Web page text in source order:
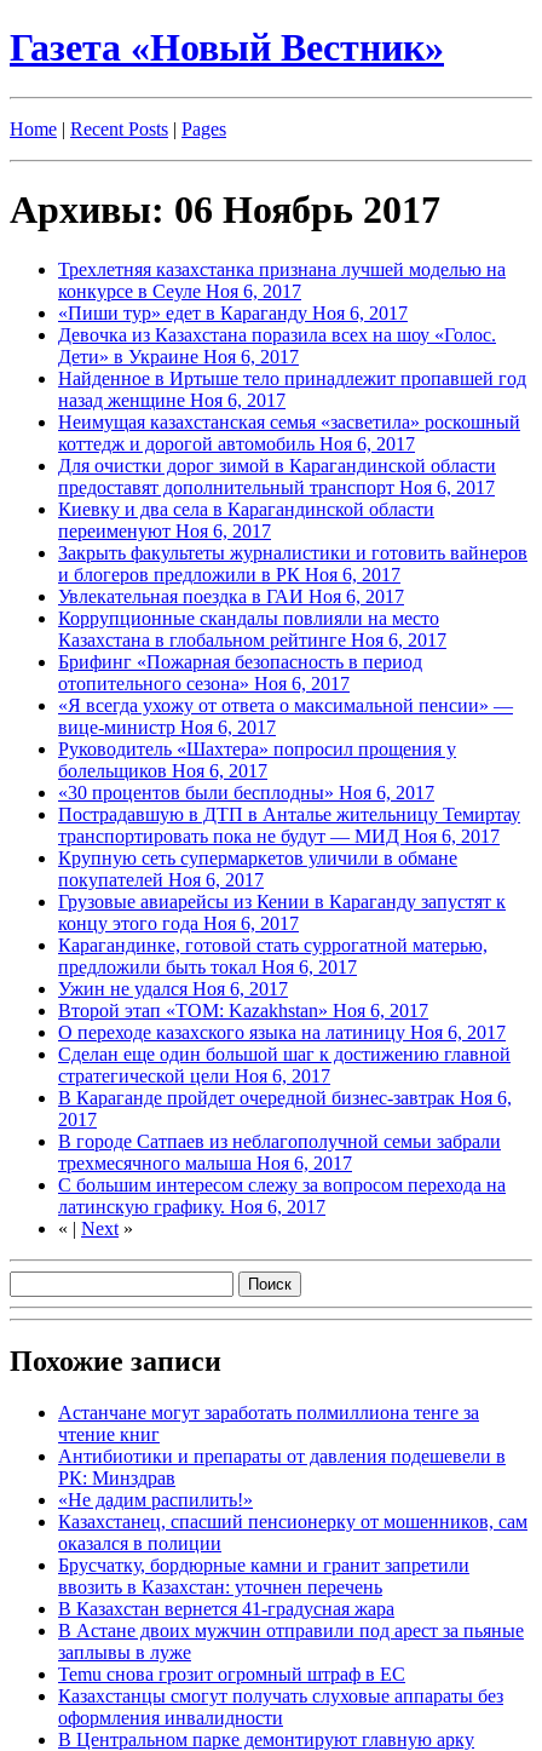
Газета «Новый Вестник»
Home | Recent Posts | Pages
Архивы: 06 Ноябрь 2017
Трехлетняя казахстанка признана лучшей моделью на
конкурсе в Сеуле Ноя 6, 2017
«Пиши тур» едет в Караганду Ноя 6, 2017
Девочка из Казахстана поразила всех на шоу «Голос.
Дети» в Украине Ноя 6, 2017
Найденное в Иртыше тело принадлежит пропавшей год
назад женщине Ноя 6, 2017
Неимущая казахстанская семья «засветила» роскошный
коттедж и дорогой автомобиль Ноя 6, 2017
Для очистки дорог зимой в Карагандинской области
предоставят дополнительный транспорт Ноя 6, 2017
Киевку и два села в Карагандинской области
переименуют Ноя 6, 2017
Закрыть факультеты журналистики и готовить вайнеров
и блогеров предложили в РК Ноя 6, 2017
Увлекательная поездка в ГАИ Ноя 6, 2017
Коррупционные скандалы повлияли на место
Казахстана в глобальном рейтинге Ноя 6, 2017
Брифинг «Пожарная безопасность в период
отопительного сезона» Ноя 6, 2017
«Я всегда ухожу от ответа о максимальной пенсии» —
вице-министр Ноя 6, 2017
Руководитель «Шахтера» попросил прощения у
болельщиков Ноя 6, 2017
«30 процентов были бесплодны» Ноя 6, 2017
Пострадавшую в ДТП в Анталье жительницу Темиртау
транспортировать пока не будут — МИД Ноя 6, 2017
Крупную сеть супермаркетов уличили в обмане
покупателей Ноя 6, 2017
Грузовые авиарейсы из Кении в Караганду запустят к
концу этого года Ноя 6, 2017
Карагандинке, готовой стать суррогатной матерью,
предложили быть токал Ноя 6, 2017
Ужин не удался Ноя 6, 2017
Второй этап «TOM: Kazakhstan» Ноя 6, 2017
О переходе казахского языка на латиницу Ноя 6, 2017
Сделан еще один большой шаг к достижению главной
стратегической цели Ноя 6, 2017
В Караганде пройдет очередной бизнес-завтрак Ноя 6,
2017
В городе Сатпаев из неблагополучной семьи забрали
трехмесячного малыша Ноя 6, 2017
С большим интересом слежу за вопросом перехода на
латинскую графику. Ноя 6, 2017
« | Next »
Похожие записи
Астанчане могут заработать полмиллиона тенге за
чтение книг
Антибиотики и препараты от давления подешевели в
РК: Минздрав
«Не дадим распилить!»
Казахстанец, спасший пенсионерку от мошенников, сам
оказался в полиции
Брусчатку, бордюрные камни и гранит запретили
ввозить в Казахстан: уточнен перечень
В Казахстан вернется 41-градусная жара
В Астане двоих мужчин отправили под арест за пьяные
заплывы в луже
Temu снова грозит огромный штраф в ЕС
Казахстанцы смогут получать слуховые аппараты без
оформления инвалидности
В Центральном парке демонтируют главную арку